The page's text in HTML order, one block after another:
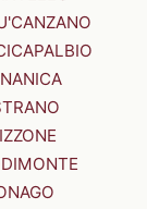
CANZANO
CAPALBIO